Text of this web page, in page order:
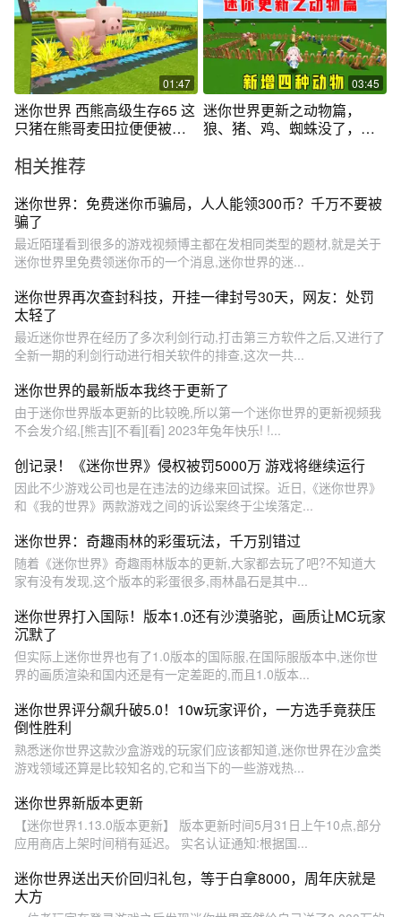
01:47
迷你世界 西熊高级生存65 这
只猪在熊哥麦田拉便便被西
03:45
迷你世界更新之动物篇，
狼、猪、鸡、蜘蛛没了，新
相关推荐
迷你世界：免费迷你币骗局，人人能领300币？千万不要被
骗了
最近陌瑾看到很多的游戏视频博主都在发相同类型的题材,就是关于
迷你世界里免费领迷你币的一个消息,迷你世界的迷...
迷你世界再次查封科技，开挂一律封号30天，网友：处罚
太轻了
最近迷你世界在经历了多次利剑行动,打击第三方软件之后,又进行了
全新一期的利剑行动进行相关软件的排查,这次一共...
迷你世界的最新版本我终于更新了
由于迷你世界版本更新的比较晚,所以第一个迷你世界的更新视频我
不会发介绍,[熊吉][不看][看] 2023年兔年快乐! !...
创记录！《迷你世界》侵权被罚5000万 游戏将继续运行
因此不少游戏公司也是在违法的边缘来回试探。近日,《迷你世界》
和《我的世界》两款游戏之间的诉讼案终于尘埃落定...
迷你世界：奇趣雨林的彩蛋玩法，千万别错过
随着《迷你世界》奇趣雨林版本的更新,大家都去玩了吧?不知道大
家有没有发现,这个版本的彩蛋很多,雨林晶石是其中...
迷你世界打入国际！版本1.0还有沙漠骆驼，画质让MC玩家
沉默了
但实际上迷你世界也有了1.0版本的国际服,在国际服版本中,迷你世
界的画质渲染和国内还是有一定差距的,而且1.0版本...
迷你世界评分飙升破5.0！10w玩家评价，一方选手竟获压
倒性胜利
熟悉迷你世界这款沙盒游戏的玩家们应该都知道,迷你世界在沙盒类
游戏领域还算是比较知名的,它和当下的一些游戏热...
迷你世界新版本更新
【迷你世界1.13.0版本更新】 版本更新时间5月31日上午10点,部分
应用商店上架时间稍有延迟。 实名认证通知:根据国...
迷你世界送出天价回归礼包，等于白拿8000，周年庆就是
大方